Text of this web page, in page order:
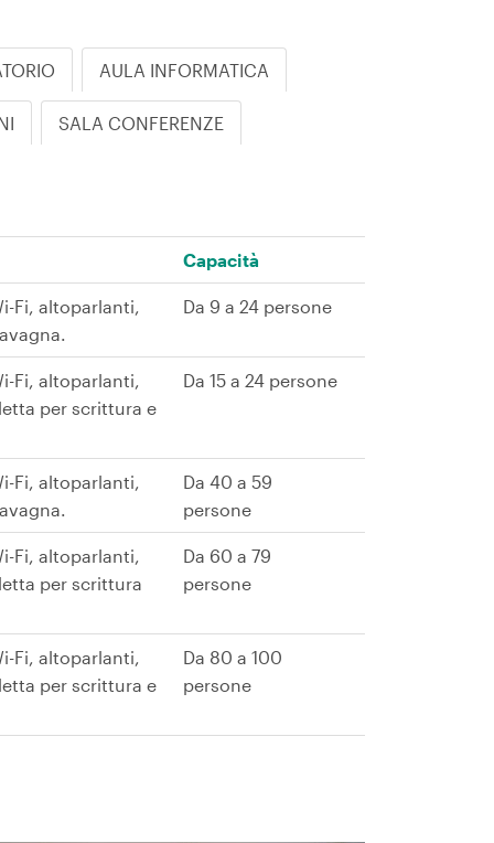
AULA INFORMATICA
SALA CONFERENZE
Capacità
Fi, altoparlanti,
Da 9 a 24 persone
Fi, altoparlanti,
per scrittura e
Da 15 a 24 persone
Fi, altoparlanti,
Da 40 a 59
persone
Fi, altoparlanti,
per scrittura
Da 60 a 79
persone
Fi, altoparlanti,
per scrittura e
Da 80 a 100
persone